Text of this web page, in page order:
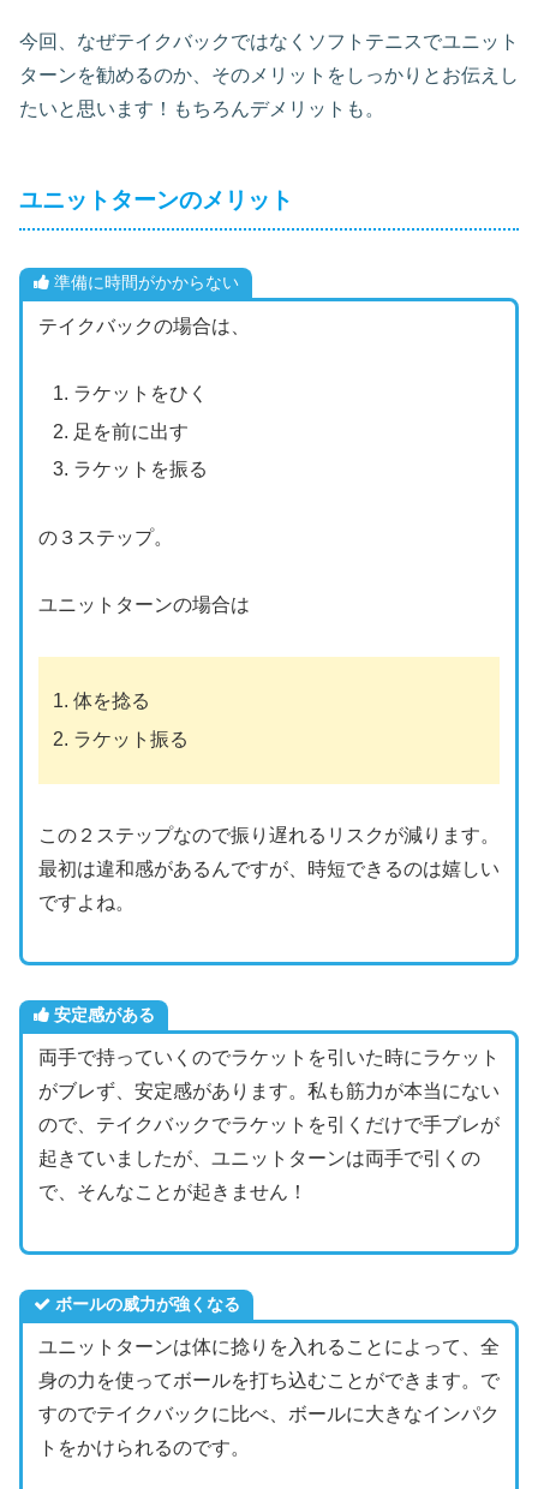
今回、なぜテイクバックではなくソフトテニスでユニット
ターンを勧めるのか、そのメリットをしっかりとお伝えし
たいと思います！もちろんデメリットも。
ユニットターンのメリット
準備に時間がかからない
テイクバックの場合は、
ラケットをひく
足を前に出す
ラケットを振る
の３ステップ。
ユニットターンの場合は
体を捻る
ラケット振る
この２ステップなので振り遅れるリスクが減ります。
最初は違和感があるんですが、時短できるのは嬉しい
ですよね。
安定感がある
両手で持っていくのでラケットを引いた時にラケット
がブレず、安定感があります。私も筋力が本当にない
ので、テイクバックでラケットを引くだけで手ブレが
起きていましたが、ユニットターンは両手で引くの
で、そんなことが起きません！
ボールの威力が強くなる
ユニットターンは体に捻りを入れることによって、全
身の力を使ってボールを打ち込むことができます。で
すのでテイクバックに比べ、ボールに大きなインパク
トをかけられるのです。